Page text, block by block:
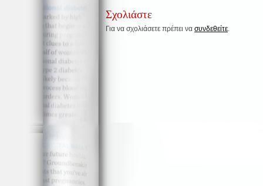
Σχολιάστε
Για να σχολιάσετε πρέπει να συνδεθείτε